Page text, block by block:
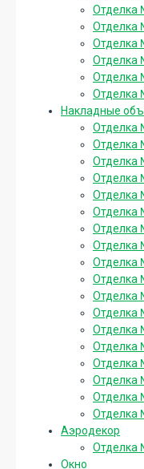
Отделка
Отделка
Отделка
Отделка
Отделка
Отделка
Накладные
Отделка
Отделка
Отделка
Отделка
Отделка
Отделка
Отделка
Отделка
Отделка
Отделка
Отделка
Отделка
Отделка
Отделка
Отделка
Отделка
Отделка
Отделка
Аэродекор
Отделка
Окно